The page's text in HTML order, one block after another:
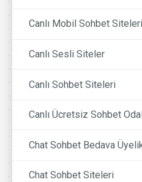
Canlı Mobil Sohbet Siteleri
Canlı Sesli Siteler
Canlı Sohbet Siteleri
Canlı Ücretsiz Sohbet
Chat Sohbet Bedava
Chat Sohbet Siteleri